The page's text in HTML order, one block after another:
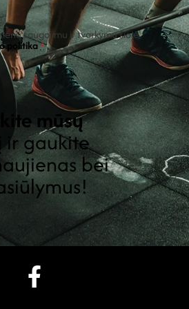
saugojimu ir tvarkymu šioje
politika*
mūsų
ir gaukite
bei